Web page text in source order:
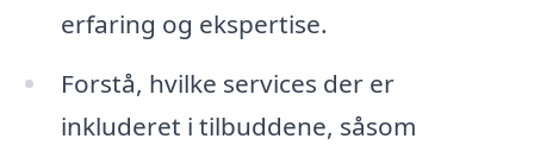
erfaring og ekspertise.
Forstå, hvilke services der er
inkluderet i tilbuddene, såsom